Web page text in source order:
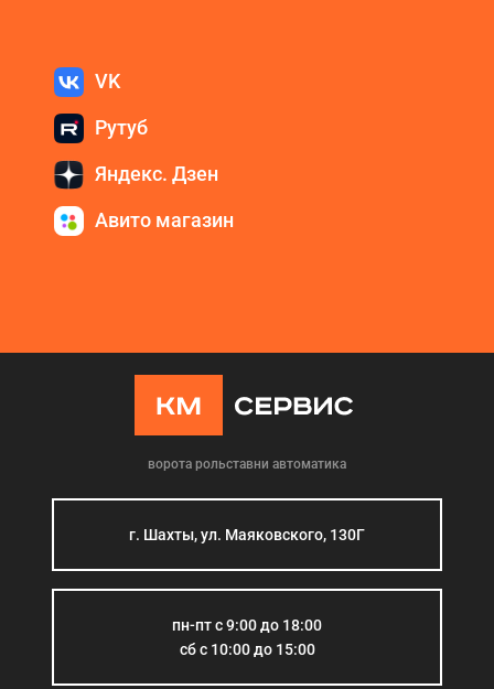
VK
Рутуб
Яндекс. Дзен
Авито магазин
ворота рольставни автоматика
г. Шахты, ул. Маяковского, 130Г
пн-пт с 9:00 до 18:00
сб с 10:00 до 15:00